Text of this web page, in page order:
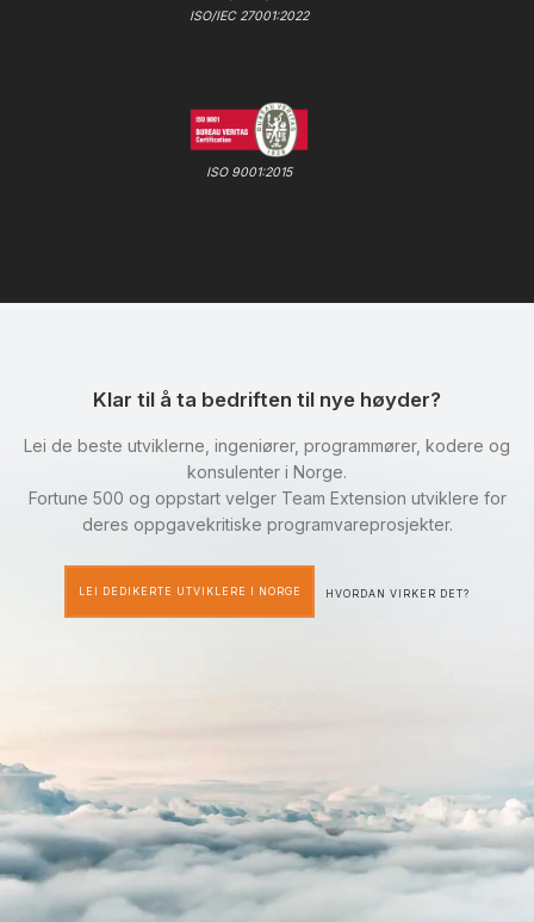
ISO/IEC 27001:2022
ISO 9001:2015
Klar til å ta bedriften til nye høyder?
Lei de beste utviklerne, ingeniører, programmører, kodere og
konsulenter i Norge.
Fortune 500 og oppstart velger Team Extension utviklere for
deres oppgavekritiske programvareprosjekter.
LEI DEDIKERTE UTVIKLERE I NORGE HVORDAN VIRKER DET?